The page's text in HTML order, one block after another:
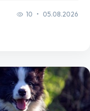
10 • 05.08.2026